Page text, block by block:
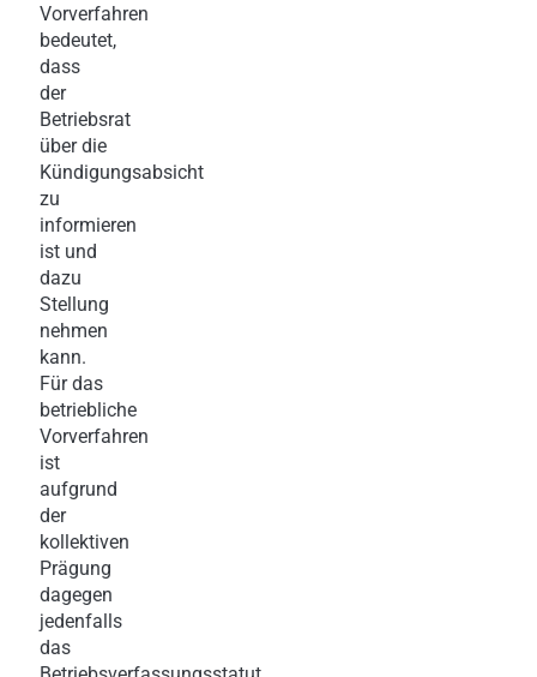
Vorverfahren
bedeutet,
dass
der
Betriebsrat
über die
Kündigungsabsicht
zu
informieren
ist und
dazu
Stellung
nehmen
kann.
Für das
betriebliche
Vorverfahren
ist
aufgrund
der
kollektiven
Prägung
dagegen
jedenfalls
das